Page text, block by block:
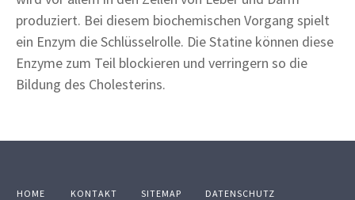
produziert. Bei diesem biochemischen Vorgang spielt
ein Enzym die Schlüsselrolle. Die Statine können diese
Enzyme zum Teil blockieren und verringern so die
Bildung des Cholesterins.
HOME KONTAKT SITEMAP
DATENSCHUTZ